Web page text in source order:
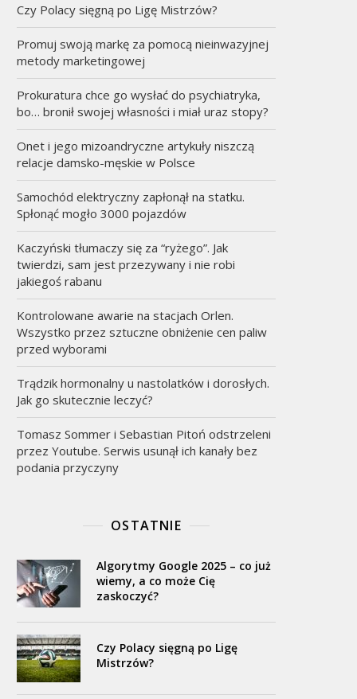
Czy Polacy sięgną po Ligę Mistrzów?
Promuj swoją markę za pomocą nieinwazyjnej
metody marketingowej
Prokuratura chce go wysłać do psychiatryka,
bo… bronił swojej własności i miał uraz stopy?
Onet i jego mizoandryczne artykuły niszczą
relacje damsko-męskie w Polsce
Samochód elektryczny zapłonął na statku.
Spłonąć mogło 3000 pojazdów
Kaczyński tłumaczy się za “ryżego”. Jak
twierdzi, sam jest przezywany i nie robi
jakiegoś rabanu
Kontrolowane awarie na stacjach Orlen.
Wszystko przez sztuczne obniżenie cen paliw
przed wyborami
Trądzik hormonalny u nastolatków i dorosłych.
Jak go skutecznie leczyć?
Tomasz Sommer i Sebastian Pitoń odstrzeleni
przez Youtube. Serwis usunął ich kanały bez
podania przyczyny
OSTATNIE
Algorytmy Google 2025 – co już
wiemy, a co może Cię
zaskoczyć?
Czy Polacy sięgną po Ligę
Mistrzów?